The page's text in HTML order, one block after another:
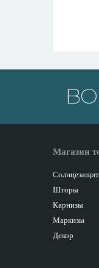
Магазин
Шторы
Карнизы
Маркизы
Декор